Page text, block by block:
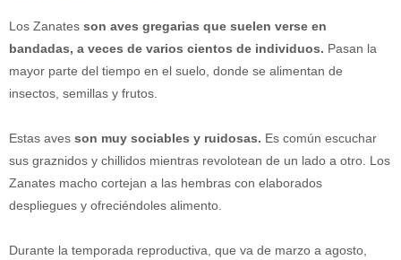
Los Zanates son aves gregarias que suelen verse en
bandadas, a veces de varios cientos de individuos. Pasan la
mayor parte del tiempo en el suelo, donde se alimentan de
insectos, semillas y frutos.
Estas aves son muy sociables y ruidosas. Es común escuchar
sus graznidos y chillidos mientras revolotean de un lado a otro. Los
Zanates macho cortejan a las hembras con elaborados
despliegues y ofreciéndoles alimento.
Durante la temporada reproductiva, que va de marzo a agosto,